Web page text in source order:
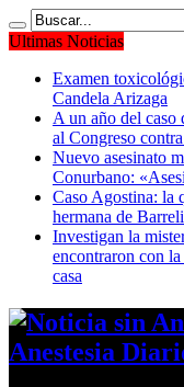
Ultimas Noticias
Examen
Candela Arizaga
A un año del caso
al Congreso
Nuevo asesinato
Conurbano:
Caso Agostina: la
hermana de
Investigan la
encontraron con
casa
Anestesia